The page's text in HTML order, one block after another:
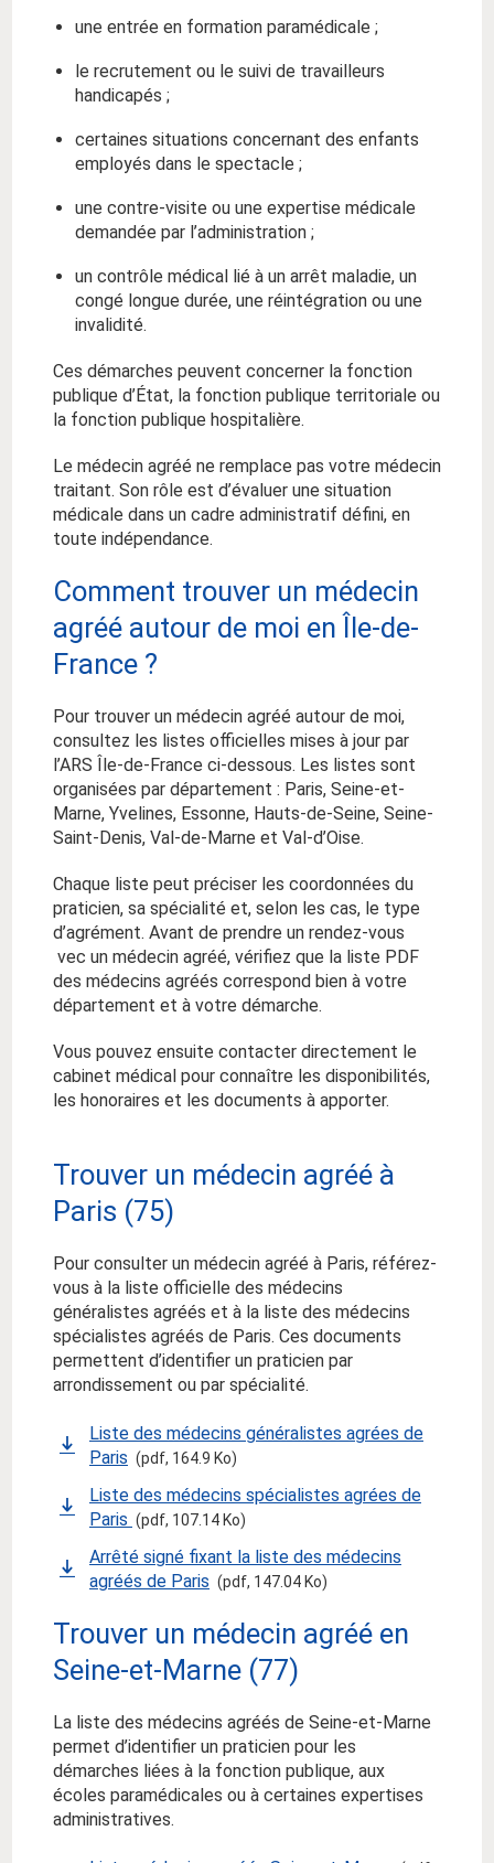
une entrée en formation paramédicale ;
le recrutement ou le suivi de travailleurs
handicapés ;
certaines situations concernant des enfants
employés dans le spectacle ;
une contre-visite ou une expertise médicale
demandée par l’administration ;
un contrôle médical lié à un arrêt maladie, un
congé longue durée, une réintégration ou une
invalidité.
Ces démarches peuvent concerner la fonction
publique d’État, la fonction publique territoriale ou
la fonction publique hospitalière.
Le médecin agréé ne remplace pas votre médecin
traitant. Son rôle est d’évaluer une situation
médicale dans un cadre administratif défini, en
toute indépendance.
Comment trouver un médecin
agréé autour de moi en Île-de-
France ?
Pour trouver un médecin agréé autour de moi,
consultez les listes officielles mises à jour par
l’ARS Île-de-France ci-dessous. Les listes sont
organisées par département : Paris, Seine-et-
Marne, Yvelines, Essonne, Hauts-de-Seine, Seine-
Saint-Denis, Val-de-Marne et Val-d’Oise.
Chaque liste peut préciser les coordonnées du
praticien, sa spécialité et, selon les cas, le type
d’agrément. Avant de prendre un rendez-vous
vec un médecin agréé, vérifiez que la liste PDF
des médecins agréés correspond bien à votre
département et à votre démarche.
Vous pouvez ensuite contacter directement le
cabinet médical pour connaître les disponibilités,
les honoraires et les documents à apporter.
Trouver un médecin agréé à
Paris (75)
Pour consulter un médecin agréé à Paris, référez-
vous à la liste officielle des médecins
généralistes agréés et à la liste des médecins
spécialistes agréés de Paris. Ces documents
permettent d’identifier un praticien par
arrondissement ou par spécialité.
Liste des médecins généralistes agrées de
Paris (pdf, 164.9 Ko)
Liste des médecins spécialistes agrées de
Paris (pdf, 107.14 Ko)
Arrêté signé fixant la liste des médecins
agréés de Paris (pdf, 147.04 Ko)
Trouver un médecin agréé en
Seine-et-Marne (77)
La liste des médecins agréés de Seine-et-Marne
permet d’identifier un praticien pour les
démarches liées à la fonction publique, aux
écoles paramédicales ou à certaines expertises
administratives.